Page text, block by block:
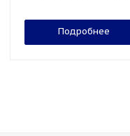
Подробнее